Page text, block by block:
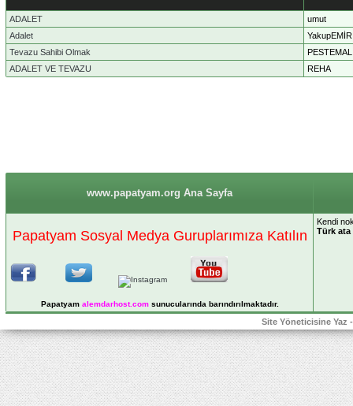
ADALET
umut
Adalet
YakupEMİR
Tevazu Sahibi Olmak
PESTEMAL
ADALET VE TEVAZU
REHA
www.papatyam.org Ana Sayfa
Papatyam Sosyal Medya Guruplarımıza Katılın
Papatyam alemdarhost.comsunucularında barındırılmaktadır.
Kendi
Türk ata
Site Yöneticisine Yaz